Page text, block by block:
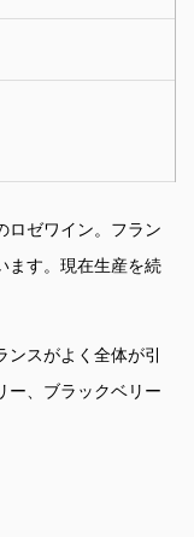
ロゼワイン。フラン
ます。現在生産を続
スがよく全体が引
ー、ブラックベリー